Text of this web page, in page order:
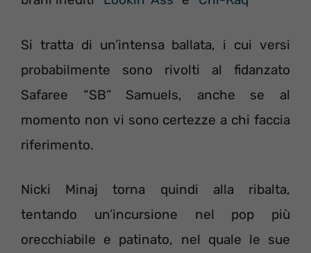
Si tratta di un’intensa ballata, i cui versi
probabilmente sono rivolti al fidanzato
Safaree “SB” Samuels, anche se al
momento non vi sono certezze a chi faccia
riferimento.
Nicki Minaj torna quindi alla ribalta,
tentando un’incursione nel pop più
orecchiabile e patinato, nel quale le sue